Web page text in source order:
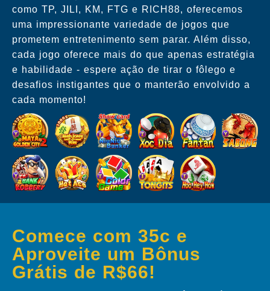
como TP, JILI, KM, FTG e RICH88, oferecemos
uma impressionante variedade de jogos que
prometem entretenimento sem parar. Além disso,
cada jogo oferece mais do que apenas estratégia
e habilidade - espere ação de tirar o fôlego e
desafios instigantes que o manterão envolvido a
cada momento!
Comece com 35c e
Aproveite um Bônus
Grátis de R$66!